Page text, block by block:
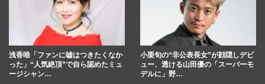
浅香唯「ファンに嘘はつきたくなか
った」“人気絶頂”で自ら認めたミュ
ージシャン…
小栗旬の“非公表長女”が顔隠しデビ
ュー、透ける山田優の「スーパーモ
デルに」野…